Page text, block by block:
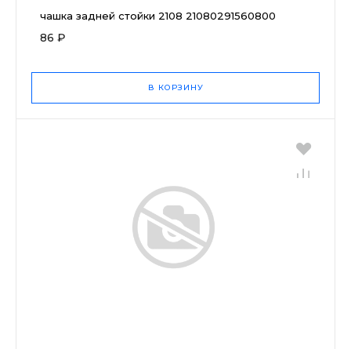
чашка задней стойки 2108 21080291560800
86 ₽
В КОРЗИНУ